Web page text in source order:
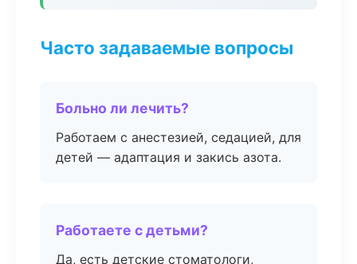
Часто задаваемые вопросы
Больно ли лечить?
Работаем с анестезией, седацией, для
детей — адаптация и закись азота.
Работаете с детьми?
Да, есть детские стоматологи,